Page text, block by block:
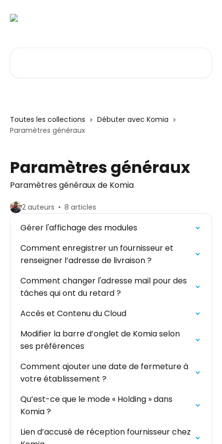
Toutes les collections
Débuter avec Komia
Paramètres généraux
Paramètres généraux
Paramètres généraux de Komia
2 auteurs 8 articles
Gérer l'affichage des modules
Comment enregistrer un fournisseur et
renseigner l’adresse de livraison ?
Comment changer l'adresse mail pour des
tâches qui ont du retard ?
Accès et Contenu du Cloud
Modifier la barre d’onglet de Komia selon
ses préférences
Comment ajouter une date de fermeture à
votre établissement ?
Qu’est-ce que le mode « Holding » dans
Komia ?
Lien d’accusé de réception fournisseur chez